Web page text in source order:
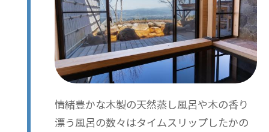
情緒豊かな木製の天然蒸し風呂や木の香り
漂う風呂の数々はタイムスリップしたかの